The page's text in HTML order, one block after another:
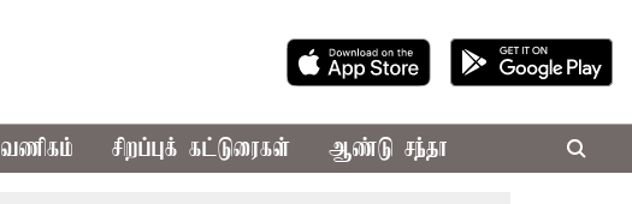
வணிகம் சிறப்புக் கட்டுரைகள் ஆண்டு சந்தா